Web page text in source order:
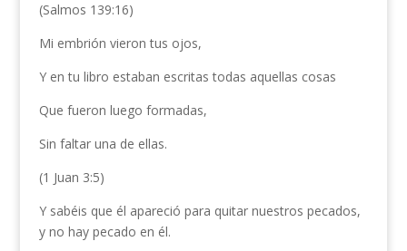
(Salmos 139:16)
Mi embrión vieron tus ojos,
Y en tu libro estaban escritas todas aquellas cosas
Que fueron luego formadas,
Sin faltar una de ellas.
(1 Juan 3:5)
Y sabéis que él apareció para quitar nuestros pecados,
y no hay pecado en él.